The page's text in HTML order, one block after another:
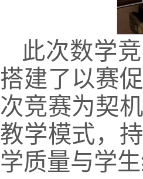
此次数学
搭建了以赛
次竞赛为契
教学模式，
学质量与学生